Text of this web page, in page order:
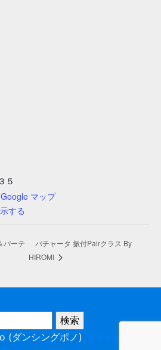
５
マップ
する
ーテ
バチャータ 振付Pairクラス By
HIROMI
(ダンシングポノ) サイト不具合報